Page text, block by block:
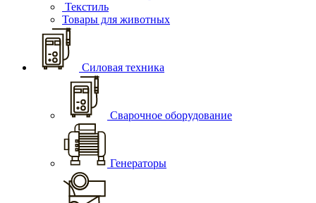
Текстиль
Товары для животных
Силовая техника
Сварочное оборудование
Генераторы